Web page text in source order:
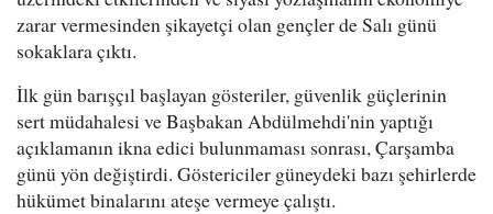
zarar vermesinden şikayetçi olan gençler de Salı günü
sokaklara çıktı.
İlk gün barışçıl başlayan gösteriler, güvenlik güçlerinin
sert müdahalesi ve Başbakan Abdülmehdi'nin yaptığı
açıklamanın ikna edici bulunmaması sonrası, Çarşamba
günü yön değiştirdi. Göstericiler güneydeki bazı şehirlerde
hükümet binalarını ateşe vermeye çalıştı.